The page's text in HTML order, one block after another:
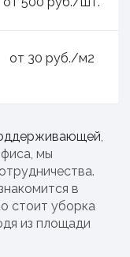
от 30 руб./м2
,
мы
в
стоит уборка
из площади